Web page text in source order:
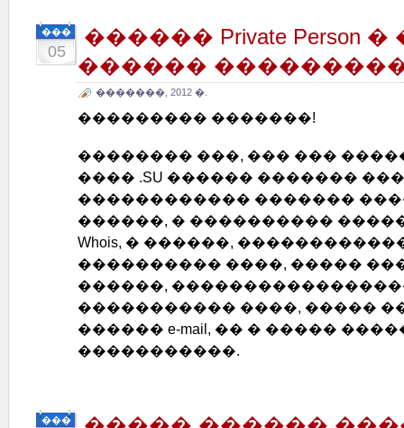
���
05
������ Private Person
������
�������, 2012 �.
��������� �������!
�������� ���, ��� ���
���� .SU ������ �������
������������ �������
������, � ����������
Whois, � ������,
���������� ����, �����
������,
����������� ����, �����
������ e-mail, �� � �����
�����������.
���